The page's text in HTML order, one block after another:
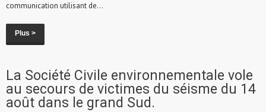
communication utilisant de...
Plus >
La Société Civile environnementale vole
au secours de victimes du séisme du 14
août dans le grand Sud.